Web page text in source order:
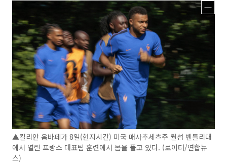
▲킬리안 음바페가 8일(현지시간) 미국 매사추세츠주 월섬 벤틀리대
에서 열린 프랑스 대표팀 훈련에서 몸을 풀고 있다. (로이터/연합뉴
스)